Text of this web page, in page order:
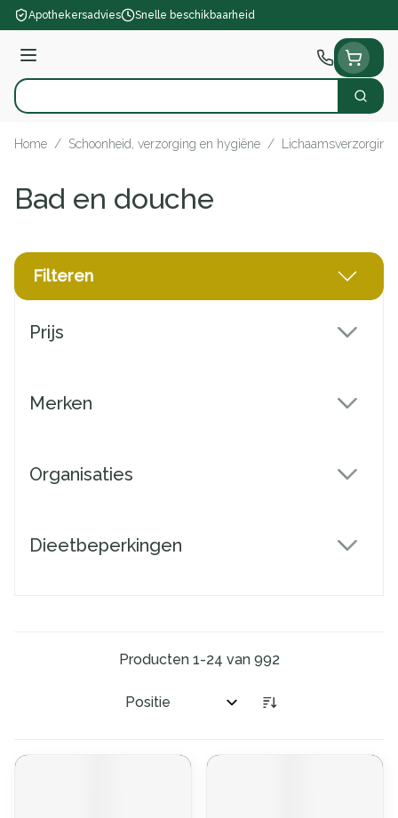
Ga naar de inhoud
Apothekersadvies Snelle beschikbaarheid
Menu
Product, merk, categorie... Zoek
Home / Schoonheid, verzorging en hygiëne / Lichaamsverzorging
Bad en douche
Filteren
Prijs
Merken
Organisaties
Dieetbeperkingen
Producten 1-24 van 992
Sorteer op: